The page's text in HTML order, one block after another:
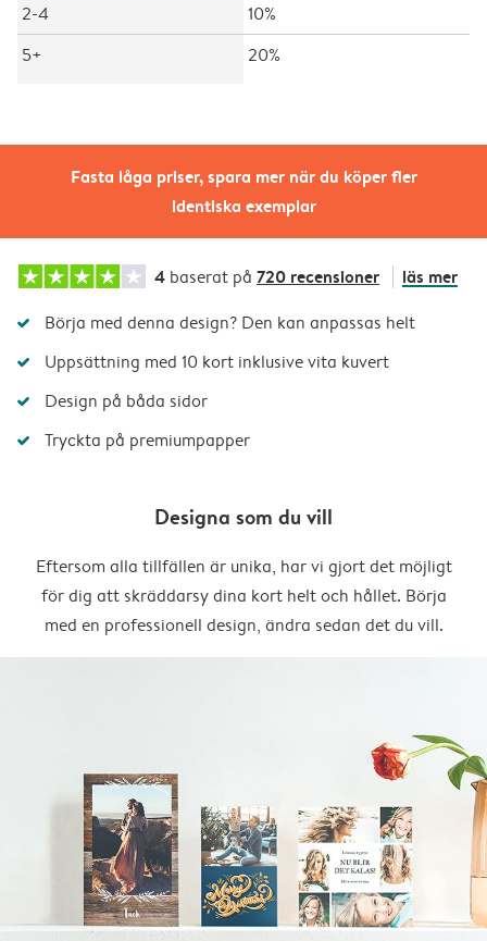
Fasta låga priser, spara mer när du köper fler
identiska exemplar
2-4
10%
5+
20%
4 baserat på 720 recensioner läs mer
Börja med denna design? Den kan anpassas helt
Uppsättning med 10 kort inklusive vita kuvert
Design på båda sidor
Tryckta på premiumpapper
Designa som du vill
Eftersom alla tillfällen är unika, har vi gjort det möjligt
för dig att skräddarsy dina kort helt och hållet. Börja
med en professionell design, ändra sedan det du vill.